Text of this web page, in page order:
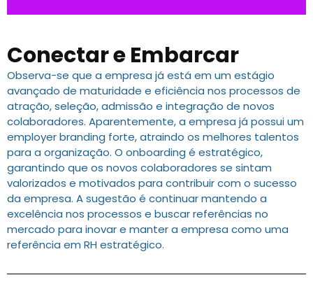
Conectar e Embarcar
Observa-se que a empresa já está em um estágio
avançado de maturidade e eficiência nos processos de
atração, seleção, admissão e integração de novos
colaboradores. Aparentemente, a empresa já possui um
employer branding forte, atraindo os melhores talentos
para a organização. O onboarding é estratégico,
garantindo que os novos colaboradores se sintam
valorizados e motivados para contribuir com o sucesso
da empresa. A sugestão é continuar mantendo a
excelência nos processos e buscar referências no
mercado para inovar e manter a empresa como uma
referência em RH estratégico.